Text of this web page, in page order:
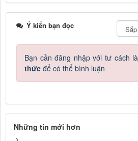
Ý kiến bạn đọc
Bạn cần đăng nhập với tư cách là
thức để có thể bình luận
Những tin mới hơn